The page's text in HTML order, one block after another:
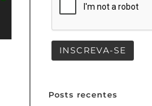
Posts recentes